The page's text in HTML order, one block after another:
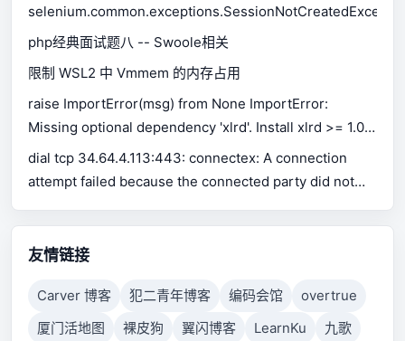
php经典面试题八 -- Swoole相关
限制 WSL2 中 Vmmem 的内存占用
raise ImportError(msg) from None ImportError:
Missing optional dependency 'xlrd'. Install xlrd >= 1.0.0
for Excel support Use pip or conda to install xlrd.
dial tcp 34.64.4.113:443: connectex: A connection
attempt failed because the connected party did not
connection failed because connected host has failed
to respond.
友情链接
Carver 博客 犯二青年博客 编码会馆
overtrue
厦门活地图
裸皮狗 翼闪博客 LearnKu
九歌